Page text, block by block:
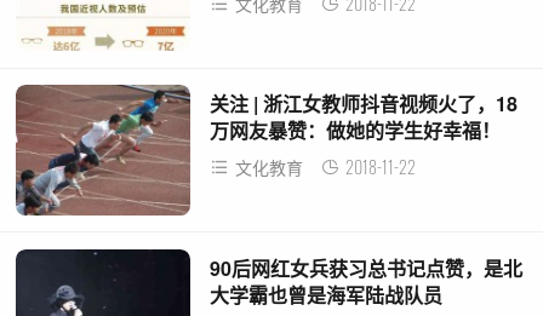
关注 | 浙江女教师抖音视频火了，18
万网友暴赞：做她的学生好幸福！
文化教育 2018-11-22
90后网红女兵获习总书记点赞，是北
大学霸也曾是海军陆战队员